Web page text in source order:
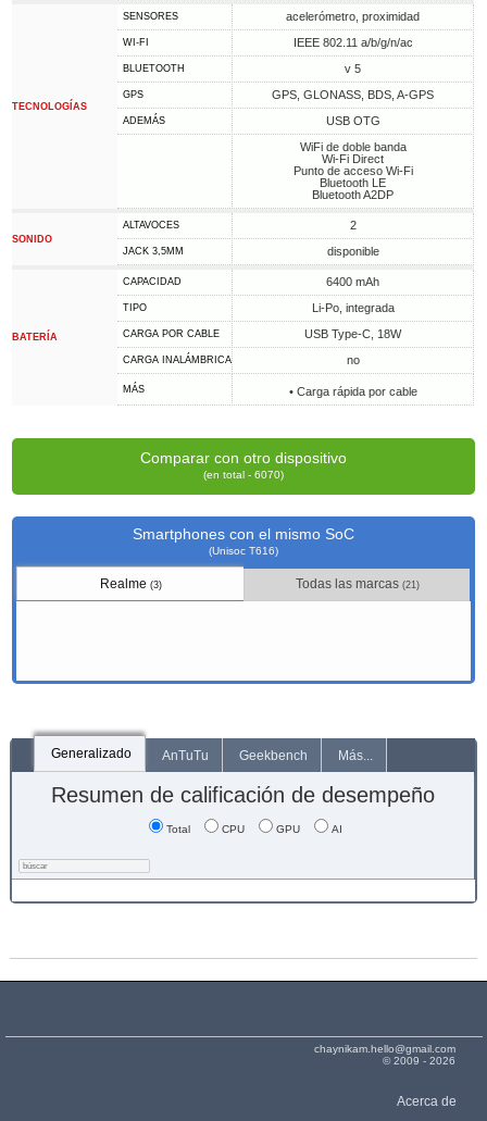
TECNOLOGÍAS
SENSORES acelerómetro, proximidad
WI-FI IEEE 802.11 a/b/g/n/ac
BLUETOOTH v 5
GPS GPS, GLONASS, BDS, A-GPS
ADEMÁS
USB OTG
WiFi de doble banda
Wi-Fi Direct
Punto de acceso Wi-Fi
Bluetooth LE
Bluetooth A2DP
SONIDO
ALTAVOCES 2
JACK 3,5MM disponible
BATERÍA
CAPACIDAD 6400 mAh
TIPO Li-Po, integrada
CARGA POR CABLE USB Type-C, 18W
CARGA INALÁMBRICA no
MÁS • Carga rápida por cable
Comparar con otro dispositivo
(en total - 6070)
Smartphones con el mismo SoC
(Unisoc T616)
Realme (3) Todas las marcas (21)
Generalizado AnTuTu Geekbench Más...
Resumen de calificación de desempeño
Total CPU GPU AI
chaynikam.hello@gmail.com
© 2009 - 2026
Acerca de